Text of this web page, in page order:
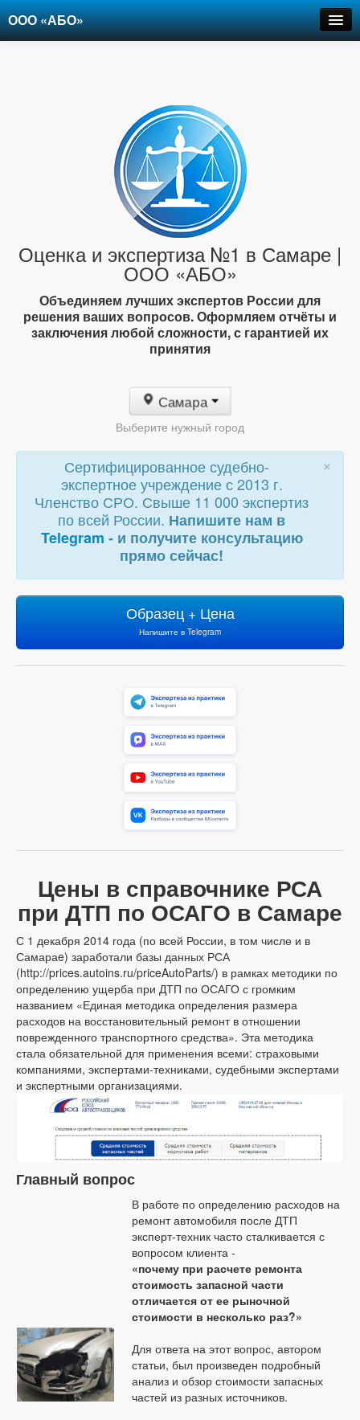
ООО «АБО»
Оценка и экспертиза №1 в Самаре |
ООО «АБО»
Объединяем лучших экспертов России для
решения ваших вопросов. Оформляем отчёты и
заключения любой сложности, с гарантией их
принятия
Самара
Выберите нужный город
×
Сертифицированное судебно-
экспертное учреждение с 2013 г.
Членство СРО. Свыше 11 000 экспертиз
по всей России. Напишите нам в
Telegram - и получите консультацию
прямо сейчас!
Образец + Цена
Напишите в Telegram
Цены в справочнике РСА
при ДТП по ОСАГО в Самаре
С 1 декабря 2014 года (по всей России, в том числе и в
Самараe) заработали базы данных РСА
(http://prices.autoins.ru/priceAutoParts/) в рамках методики по
определению ущерба при ДТП по ОСАГО с громким
названием «Единая методика определения размера
расходов на восстановительный ремонт в отношении
поврежденного транспортного средства». Эта методика
стала обязательной для применения всеми: страховыми
компаниями, экспертами-техниками, судебными экспертами
и экспертными организациями.
Главный вопрос
В работе по определению расходов на
ремонт автомобиля после ДТП
эксперт-техник часто сталкивается с
вопросом клиента -
«почему при расчете ремонта
стоимость запасной части
отличается от ее рыночной
стоимости в несколько раз?»
Для ответа на этот вопрос, автором
статьи, был произведен подробный
анализ и обзор стоимости запасных
частей из разных источников.